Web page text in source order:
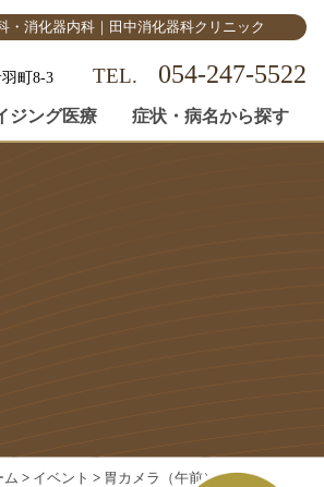
消化器内科｜田中消化器科クリニック
町8-3 054-247-5522
ジング医療 症状・病名から探す
ム > イベント > 胃カメラ（午前）>休